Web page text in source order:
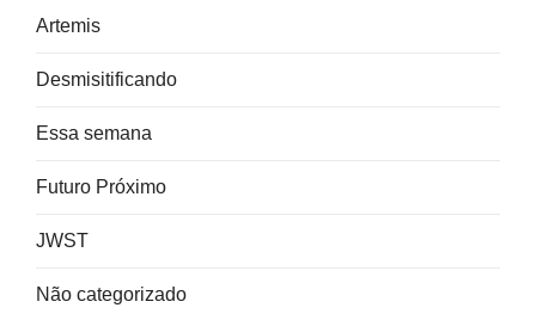
Artemis
Desmisitificando
Essa semana
Futuro Próximo
JWST
Não categorizado